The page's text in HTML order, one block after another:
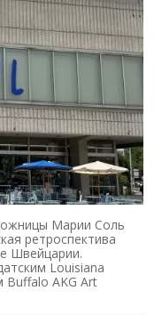
Марии Соль
ретроспектива
Швейцарии.
Louisiana
Buffalo AKG Art